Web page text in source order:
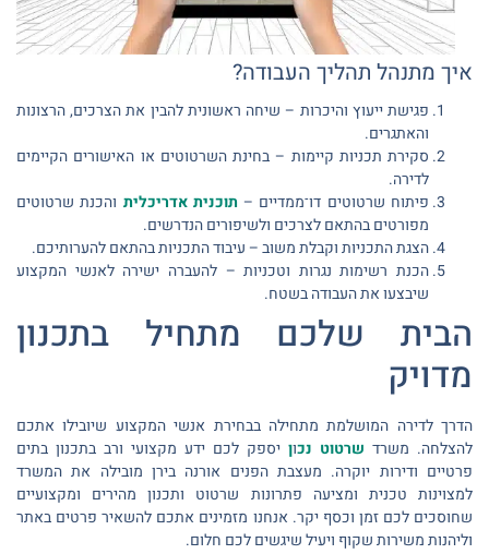
איך מתנהל תהליך העבודה?
פגישת ייעוץ והיכרות – שיחה ראשונית להבין את הצרכים, הרצונות
והאתגרים.
סקירת תכניות קיימות – בחינת השרטוטים או האישורים הקיימים
לדירה.
פיתוח שרטוטים דו־ממדיים –תוכנית אדריכלית והכנת שרטוטים
מפורטים בהתאם לצרכים ולשיפורים הנדרשים.
הצגת התכניות וקבלת משוב – עיבוד התכניות בהתאם להערותיכם.
הכנת רשימות נגרות וטכניות – להעברה ישירה לאנשי המקצוע
שיבצעו את העבודה בשטח.
הבית שלכם מתחיל בתכנון
מדויק
הדרך לדירה המושלמת מתחילה בבחירת אנשי המקצוע שיובילו אתכם
להצלחה. משרד שרטוט נכון יספק לכם ידע מקצועי ורב בתכנון בתים
פרטיים ודירות יוקרה. מעצבת הפנים אורנה בירן מובילה את המשרד
למצוינות טכנית ומציעה פתרונות שרטוט ותכנון מהירים ומקצועיים
שחוסכים לכם זמן וכסף יקר. אנחנו מזמינים אתכם להשאיר פרטים באתר
וליהנות משירות שקוף ויעיל שיגשים לכם חלום.